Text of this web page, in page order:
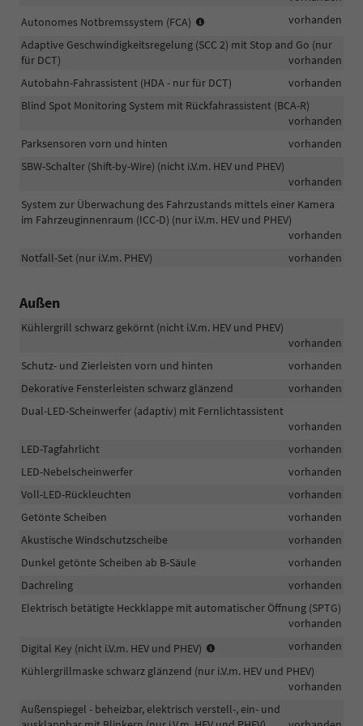
Autonomes Notbremssystem (FCA)
Fahrzeugen/Fußgängern/
vorhanden
Adaptive Geschwindigkeitsregelung (SCC 2) mit Stop and Go (nur
für DCT)
vorhanden
Autobahn-Fahrassistent (HDA - nur für DCT)
vorhanden
Blind Spot Monitoring System mit Rückfahrassistent (BCA-R)
vorhanden
Parksensoren vorn und hinten
vorhanden
SBW-Schalter (Shift-by-Wire) (nicht i.V.m. HEV und PHEV)
vorhanden
System zur Überwachung des Fahrzustands mittels einer Kamera
im Fahrzeuginnenraum (ICC-D) (nur i.V.m. HEV und PHEV)
vorhanden
Notfall-Set (nur i.V.m. PHEV)
vorhanden
Außen
Kühlergrill schwarz gekörnt (nicht i.V.m. HEV und PHEV)
vorhanden
Schutz- und Zierleisten vorn und hinten
vorhanden
Dekorative Fensterleisten schwarz glänzend
vorhanden
Dual-LED-Scheinwerfer (adaptiv) mit Fernlichtassistent
vorhanden
LED-Tagfahrlicht
vorhanden
LED-Nebelscheinwerfer
vorhanden
Voll-LED-Rückleuchten
vorhanden
Getönte Scheiben
vorhanden
Akustische Windschutzscheibe
vorhanden
Dunkel getönte Scheiben ab B-Säule
vorhanden
Dachreling
vorhanden
Elektrisch betätigte Heckklappe mit automatischer Öffnung (SPTG)
vorhanden
Digital Key (nicht i.V.m. HEV und PHEV)
Fahrzeug
einem
Smartphone
vorhanden
Kühlergrillmaske schwarz glänzend (nur i.V.m. HEV und PHEV)
vorhanden
Außenspiegel - beheizbar, elektrisch verstell-, ein- und